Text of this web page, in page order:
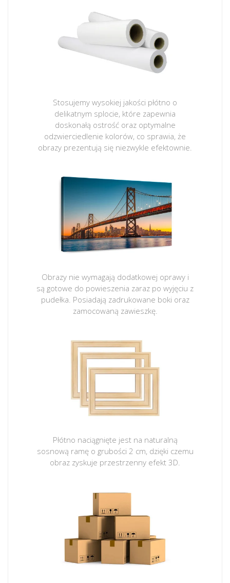
Stosujemy wysokiej jakości płótno o
delikatnym splocie, które zapewnia
doskonałą ostrość oraz optymalne
odzwierciedlenie kolorów, co sprawia, że
obrazy prezentują się niezwykle efektownie.
Obrazy nie wymagają dodatkowej oprawy i
są gotowe do powieszenia zaraz po wyjęciu z
pudełka. Posiadają zadrukowane boki oraz
zamocowaną zawieszkę.
Płótno naciągnięte jest na naturalną
sosnową ramę o grubości 2 cm, dzięki czemu
obraz zyskuje przestrzenny efekt 3D.